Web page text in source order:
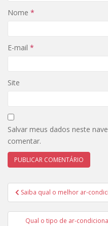
Nome *
E-mail *
Site
Salvar meus dados neste
comentar.
Navegação
de
Post
Saiba qual o melhor ar-
Qual o tipo de ar-